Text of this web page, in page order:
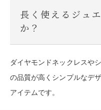
長く使えるジュ
か？
ダイヤモンドネックレスや
の品質が高くシンプルなデ
アイテムです。